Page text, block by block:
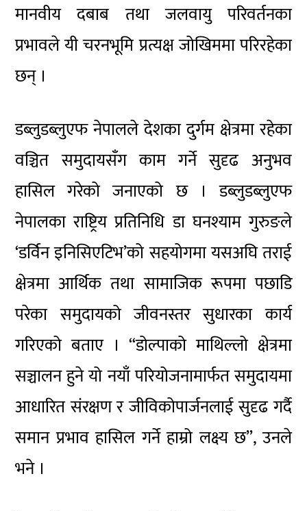
मानवीय दबाब तथा जलवायु परिवर्तनका
प्रभावले यी चरनभूमि प्रत्यक्ष जोखिममा परिरहेका
छन् ।
डब्लुडब्लुएफ नेपालले देशका दुर्गम क्षेत्रमा रहेका
वञ्चित समुदायसँग काम गर्ने सुदृढ अनुभव
हासिल गरेको जनाएको छ । डब्लुडब्लुएफ
नेपालका राष्ट्रिय प्रतिनिधि डा घनश्याम गुरुङले
‘डर्विन इनिसिएटिभ’को सहयोगमा यसअघि तराई
क्षेत्रमा आर्थिक तथा सामाजिक रूपमा पछाडि
परेका समुदायको जीवनस्तर सुधारका कार्य
गरिएको बताए । “डोल्पाको माथिल्लो क्षेत्रमा
सञ्चालन हुने यो नयाँ परियोजनामार्फत समुदायमा
आधारित संरक्षण र जीविकोपार्जनलाई सुदृढ गर्दै
समान प्रभाव हासिल गर्ने हाम्रो लक्ष्य छ”, उनले
भने ।